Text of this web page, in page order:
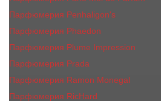
Парфюмерия Penhaligon's
Парфюмерия Phaedon
Парфюмерия Plume Impression
Парфюмерия Prada
Парфюмерия Ramon Monegal
Парфюмерия RicHard